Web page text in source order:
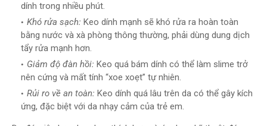
dính trong nhiều phút.
Khó rửa sạch: Keo dính mạnh sẽ khó rửa ra hoàn toàn
bằng nước và xà phòng thông thường, phải dùng dung dịch
tẩy rửa mạnh hơn.
Giảm độ đàn hồi: Keo quá bám dính có thể làm slime trở
nên cứng và mất tính “xoe xoẹt” tự nhiên.
Rủi ro về an toàn: Keo dính quá lâu trên da có thể gây kích
ứng, đặc biệt với da nhạy cảm của trẻ em.